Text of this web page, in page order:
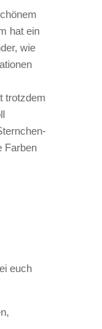
hat ein
wie
trotzdem
Farben
euch